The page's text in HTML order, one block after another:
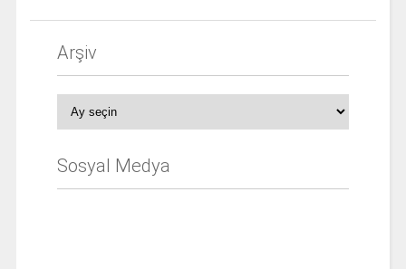
Arşiv
Sosyal Medya